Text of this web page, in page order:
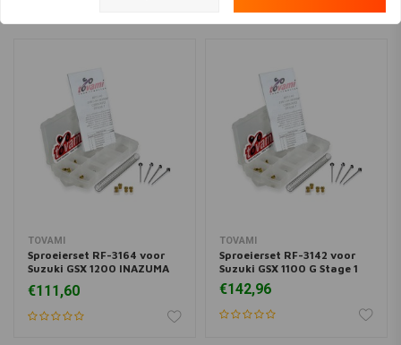
TOVAMI
Sproeierset RF-3164 voor
Suzuki GSX 1200 INAZUMA
Stage 1
€111,60
TOVAMI
Sproeierset RF-3142 voor
Suzuki GSX 1100 G Stage 1
€142,96